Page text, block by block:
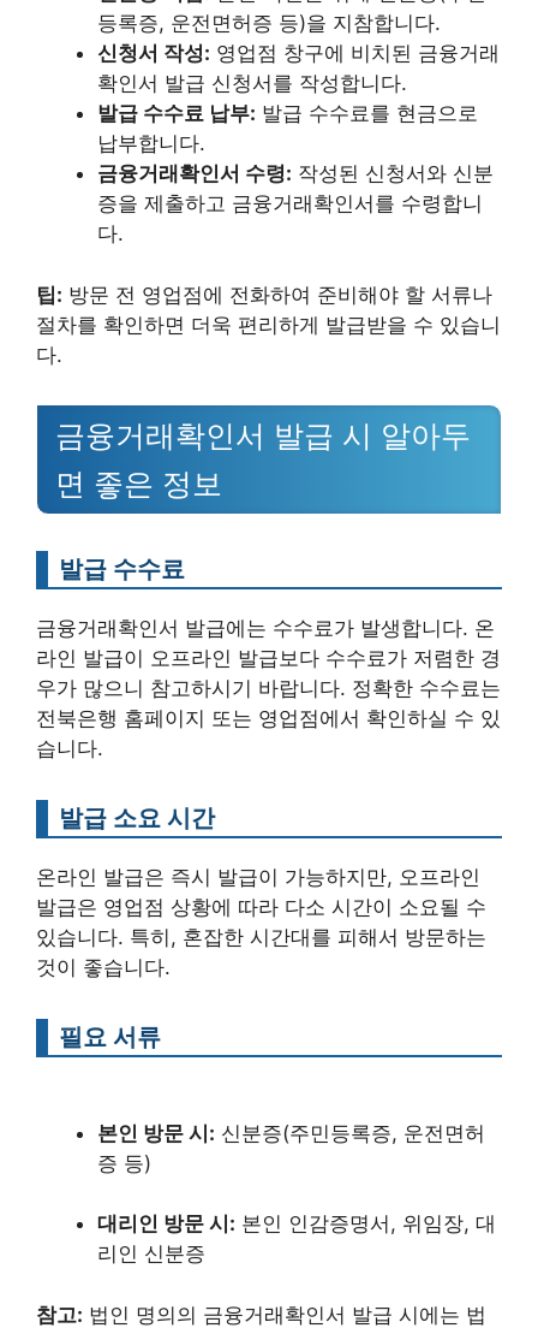
등록증, 운전면허증 등)을 지참합니다.
신청서 작성: 영업점 창구에 비치된 금융거래
확인서 발급 신청서를 작성합니다.
발급 수수료 납부: 발급 수수료를 현금으로
납부합니다.
금융거래확인서 수령: 작성된 신청서와 신분
증을 제출하고 금융거래확인서를 수령합니
다.
팁: 방문 전 영업점에 전화하여 준비해야 할 서류나
절차를 확인하면 더욱 편리하게 발급받을 수 있습니
다.
금융거래확인서 발급 시 알아두
면 좋은 정보
발급 수수료
금융거래확인서 발급에는 수수료가 발생합니다. 온
라인 발급이 오프라인 발급보다 수수료가 저렴한 경
우가 많으니 참고하시기 바랍니다. 정확한 수수료는
전북은행 홈페이지 또는 영업점에서 확인하실 수 있
습니다.
발급 소요 시간
온라인 발급은 즉시 발급이 가능하지만, 오프라인
발급은 영업점 상황에 따라 다소 시간이 소요될 수
있습니다. 특히, 혼잡한 시간대를 피해서 방문하는
것이 좋습니다.
필요 서류
본인 방문 시: 신분증(주민등록증, 운전면허
증 등)
대리인 방문 시: 본인 인감증명서, 위임장, 대
리인 신분증
참고: 법인 명의의 금융거래확인서 발급 시에는 법